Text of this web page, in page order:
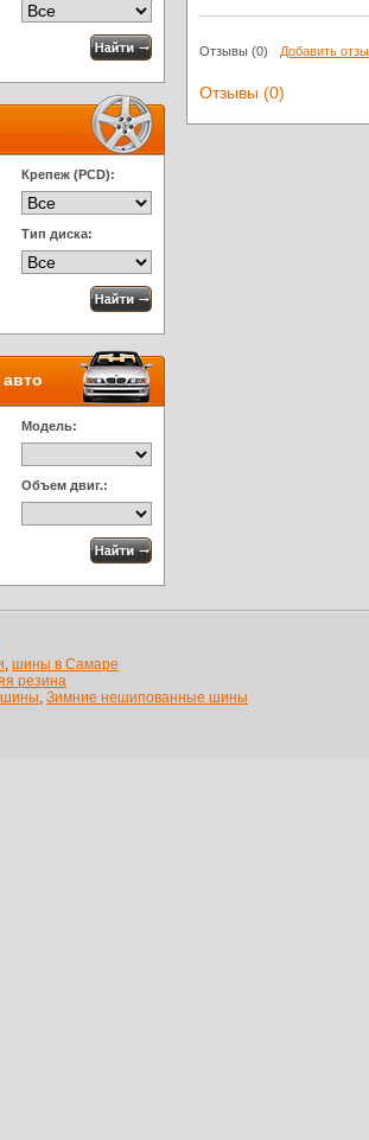
Крепеж (PCD):
Тип диска:
Модель:
Объем двиг.:
Отзывы (0) Добавить
Отзывы (0)
, шины в Самаре
резина
, Зимние нешипованные шины